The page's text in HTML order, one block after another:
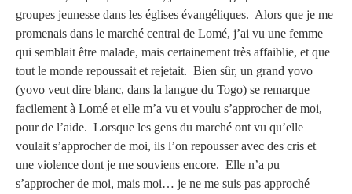
groupes jeunesse dans les églises évangéliques. Alors que je me
promenais dans le marché central de Lomé, j’ai vu une femme
qui semblait être malade, mais certainement très affaiblie, et que
tout le monde repoussait et rejetait. Bien sûr, un grand yovo
(yovo veut dire blanc, dans la langue du Togo) se remarque
facilement à Lomé et elle m’a vu et voulu s’approcher de moi,
pour de l’aide. Lorsque les gens du marché ont vu qu’elle
voulait s’approcher de moi, ils l’on repousser avec des cris et
une violence dont je me souviens encore. Elle n’a pu
s’approcher de moi, mais moi… je ne me suis pas approché